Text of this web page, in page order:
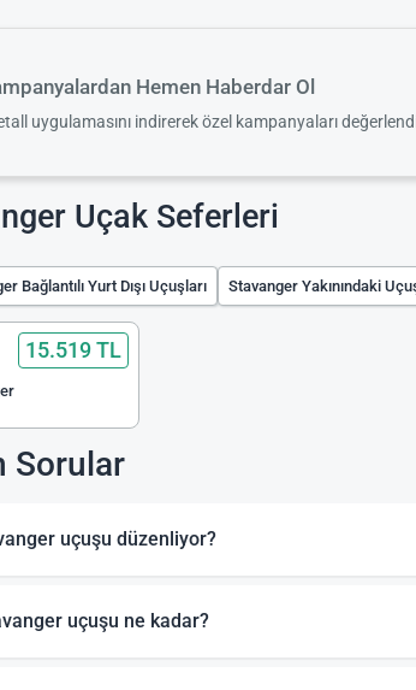
Hemen Haberdar Ol
uygulamasını indirerek özel kampanyaları
Uçak Seferleri
Bağlantılı Yurt Dışı Uçuşları Stavanger Yakınındaki
15.519 TL
Sorular
uçuşu düzenliyor?
uçuşu ne kadar?